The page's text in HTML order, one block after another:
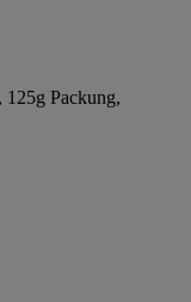
Packung,